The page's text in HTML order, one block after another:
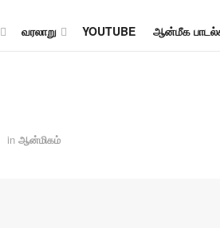
வரலாறு YOUTUBE ஆன்மீக
in ஆன்மிகம்